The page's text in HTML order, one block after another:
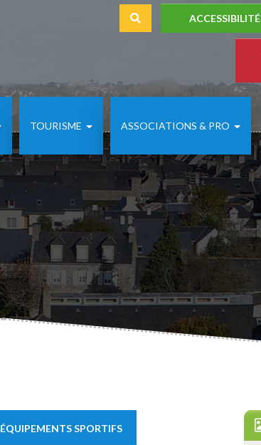
ACCESSIBILITÉ
TOURISME ASSOCIATIONS & PRO
ÉQUIPEMENTS SPORTIFS